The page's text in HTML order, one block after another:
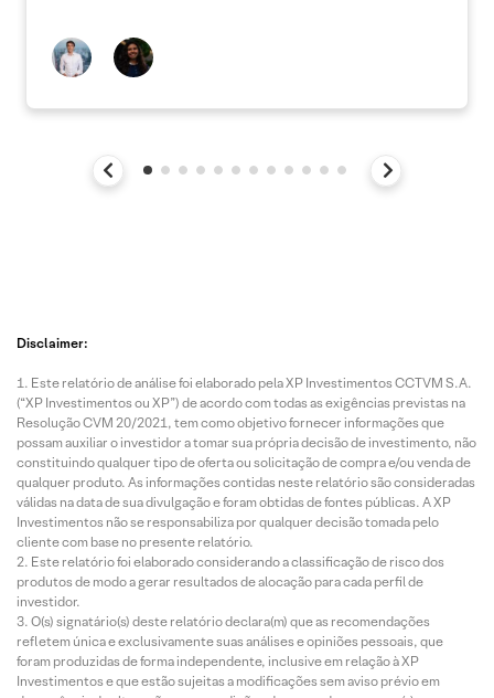
Disclaimer:
Este relatório de análise foi elaborado pela XP Investimentos CCTVM S.A.
(“XP Investimentos ou XP”) de acordo com todas as exigências previstas na
Resolução CVM 20/2021, tem como objetivo fornecer informações que
possam auxiliar o investidor a tomar sua própria decisão de investimento, não
constituindo qualquer tipo de oferta ou solicitação de compra e/ou venda de
qualquer produto. As informações contidas neste relatório são consideradas
válidas na data de sua divulgação e foram obtidas de fontes públicas. A XP
Investimentos não se responsabiliza por qualquer decisão tomada pelo
cliente com base no presente relatório.
Este relatório foi elaborado considerando a classificação de risco dos
produtos de modo a gerar resultados de alocação para cada perfil de
investidor.
O(s) signatário(s) deste relatório declara(m) que as recomendações
refletem única e exclusivamente suas análises e opiniões pessoais, que
foram produzidas de forma independente, inclusive em relação à XP
Investimentos e que estão sujeitas a modificações sem aviso prévio em